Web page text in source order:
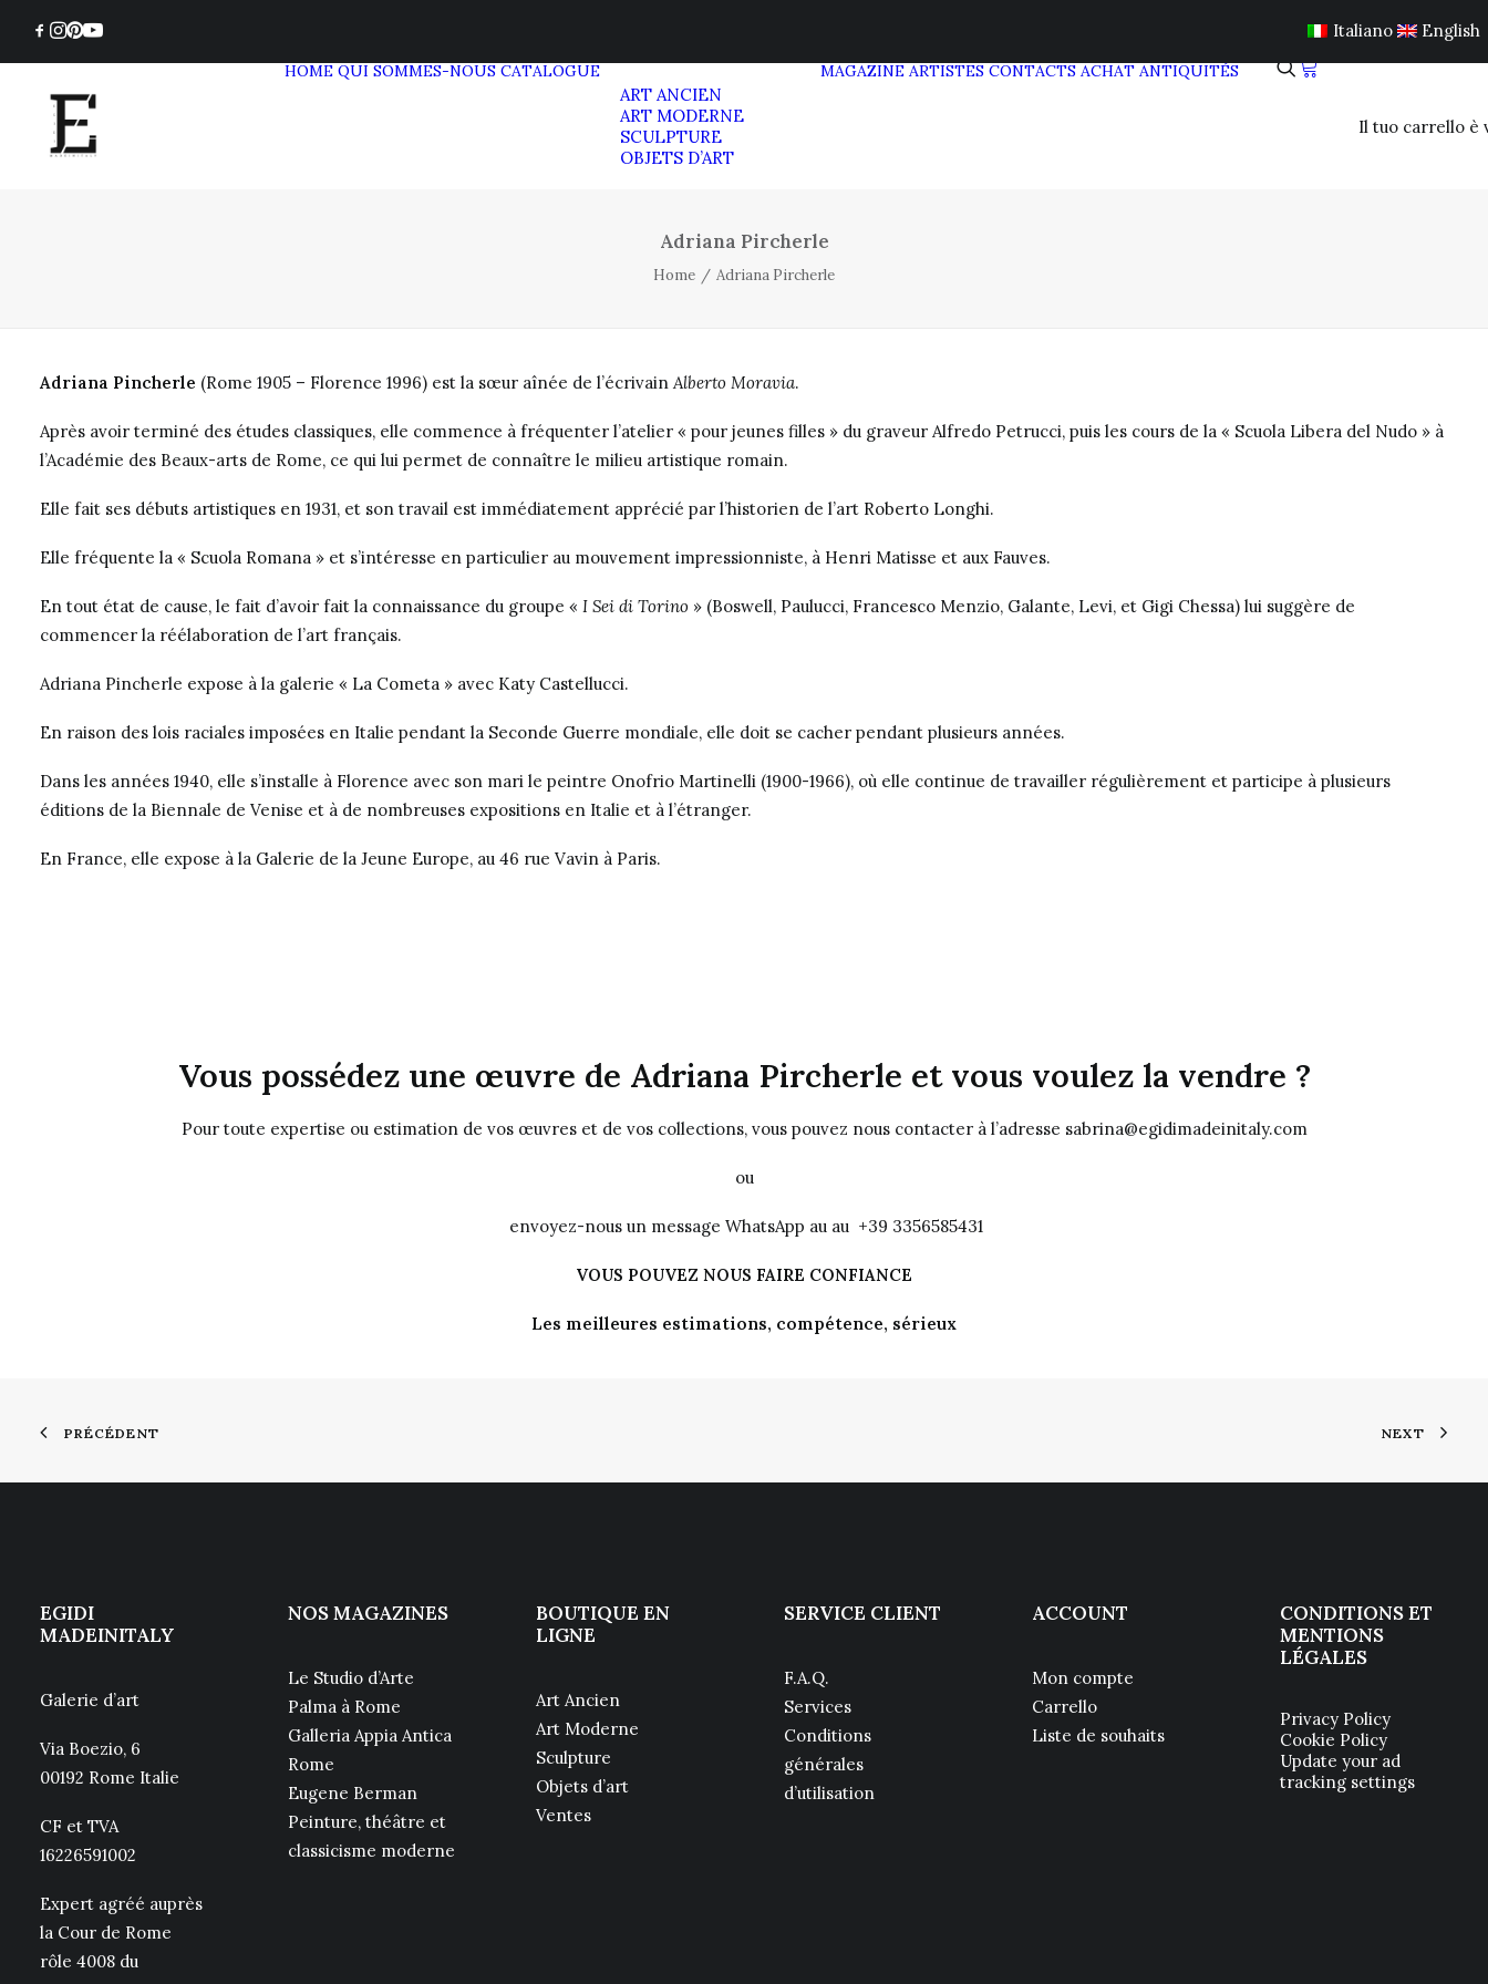
Italiano English
HOME QUI SOMMES-NOUS CATALOGUE
ART ANCIEN
ART MODERNE
SCULPTURE
OBJETS D’ART
MAGAZINE ARTISTES CONTACTS ACHAT ANTIQUITÉS
Il tuo carrello è
Adriana Pircherle
Home Adriana Pircherle
Adriana Pincherle (Rome 1905 – Florence 1996) est la sœur aînée de l’écrivainAlberto Moravia.
Après avoir terminé des études classiques, elle commence à fréquenter l’atelier « pour jeunes filles » du graveur Alfredo Petrucci, puis les cours de la « Scuola Libera del Nudo » à
l’Académie des Beaux-arts de Rome, ce qui lui permet de connaître le milieu artistique romain.
Elle fait ses débuts artistiques en 1931, et son travail est immédiatement apprécié par l’historien de l’art Roberto Longhi.
Elle fréquente la « Scuola Romana » et s’intéresse en particulier au mouvement impressionniste, à Henri Matisse et aux Fauves.
En tout état de cause, le fait d’avoir fait la connaissance du groupe « I Sei di Torino » (Boswell, Paulucci, Francesco Menzio, Galante, Levi, et Gigi Chessa) lui suggère de
commencer la réélaboration de l’art français.
Adriana Pincherle expose à la galerie « La Cometa » avec Katy Castellucci.
En raison des lois raciales imposées en Italie pendant la Seconde Guerre mondiale, elle doit se cacher pendant plusieurs années.
Dans les années 1940, elle s’installe à Florence avec son mari le peintre Onofrio Martinelli (1900-1966), où elle continue de travailler régulièrement et participe à plusieurs
éditions de la Biennale de Venise et à de nombreuses expositions en Italie et à l’étranger.
En France, elle expose à la Galerie de la Jeune Europe, au 46 rue Vavin à Paris.
Vous possédez une œuvre de Adriana Pircherle et vous voulez la vendre ?
Pour toute expertise ou estimation de vos œuvres et de vos collections, vous pouvez nous contacter à l’adresse sabrina@egidimadeinitaly.com
ou
envoyez-nous un message WhatsApp au au +39 3356585431
VOUS POUVEZ NOUS FAIRE CONFIANCE
Les meilleures estimations, compétence, sérieux
PRÉCÉDENT NEXT
EGIDI
MADEINITALY
Galerie d’art
Via Boezio, 6
00192 Rome Italie
CF et TVA
16226591002
Expert agréé auprès
la Cour de Rome
rôle 4008 du
NOS MAGAZINES
Le Studio d’Arte
Palma à Rome
Galleria Appia Antica
Rome
Eugene Berman
Peinture, théâtre et
classicisme moderne
BOUTIQUE EN
LIGNE
Art Ancien
Art Moderne
Sculpture
Objets d’art
Ventes
SERVICE CLIENT
F.A.Q.
Services
Conditions
générales
d’utilisation
ACCOUNT
Mon compte
Carrello
Liste de souhaits
CONDITIONS ET
MENTIONS
LÉGALES
Privacy Policy
Cookie Policy
Update your ad
tracking settings